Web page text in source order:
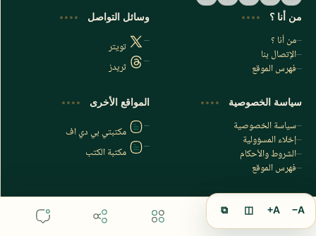
اشترك الآن
اشترك في قناتنا على تليجرام
من أنا ؟
من أنا ؟
الإتصال بنا
فهرس الموقع
وسائل التواصل
تويتر
ثريدز
سياسة الخصوصية
سياسة الخصوصية
إخلاء المسؤولية
الشروط والأحكام
فهرس الموقع
المواقع الأخرى
مكتبتي بي دي اف
مكتبة الكتب
A−
A+
◫
⧉